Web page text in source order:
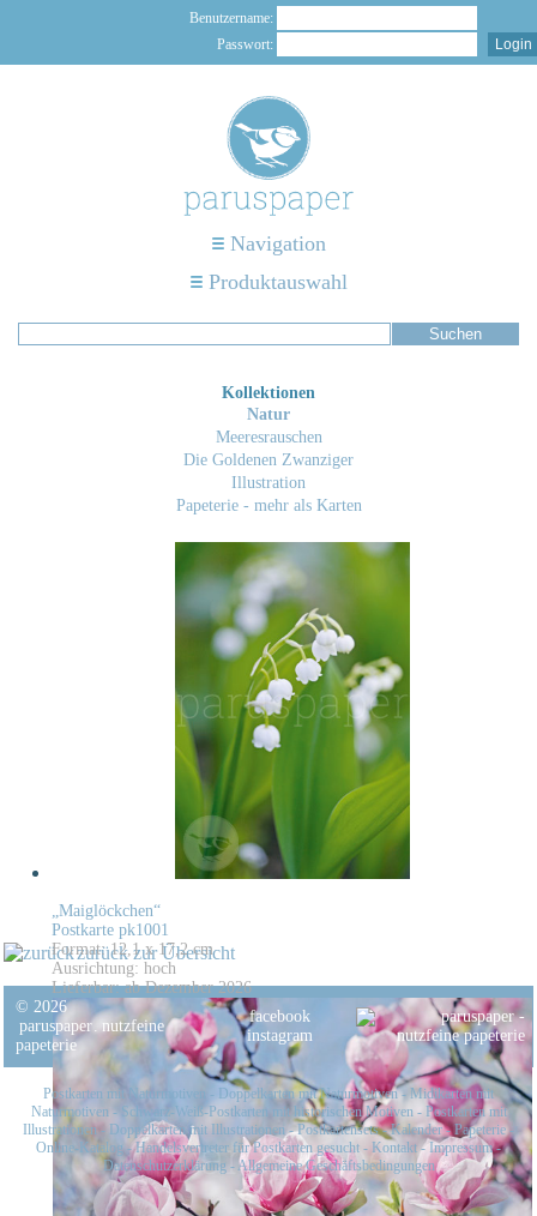
Benutzername:
Passwort:
Navigation
Produktauswahl
Kollektionen
Natur
Meeresrauschen
Die Goldenen Zwanziger
Illustration
Papeterie - mehr als Karten
„Maiglöckchen“
Postkarte pk1001
Format: 12,1 x 17,2 cm
Ausrichtung: hoch
Lieferbar: ab Dezember 2026
zurück zur Übersicht
© 2026
paruspaper. nutzfeine
papeterie
facebook
instagram
Postkarten mit Naturmotiven - Doppelkarten mit Naturmotiven- Midikarten mit
Naturmotiven - Schwarz-Weiß-Postkarten mit historischen Motiven- Postkarten mit
Illustrationen - Doppelkarten mit Illustrationen-Postkartensets-Kalender-Papeterie -
Online-Katalog-Handelsvertreter für Postkarten gesucht - Kontakt-Impressum-
Datenschutzerklärung - Allgemeine Geschäftsbedingungen